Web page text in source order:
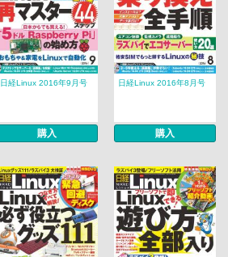
日経Linux 2016年9月号
購入
日経Linux 2016年8月号
購入